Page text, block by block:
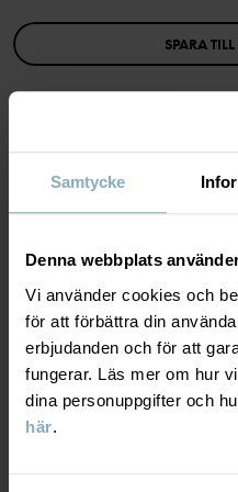
Samtycke
Denna webbplats
Vi använder cookies och
för att förbättra din
erbjudanden och för att
fungerar. Läs mer om hur
dina personuppgifter och
här.
Tillverkningsland:Kina
Fabrik
Haining Weiersi Knitting
Läs mer
SPARA
MATERIAL &
Material
79% Cotton Organic
19% Polyamide Recycled
2% Elastane
Skötselråd
HÅLLBARHET
LEVERANS &
Leverans & retur
Leverans